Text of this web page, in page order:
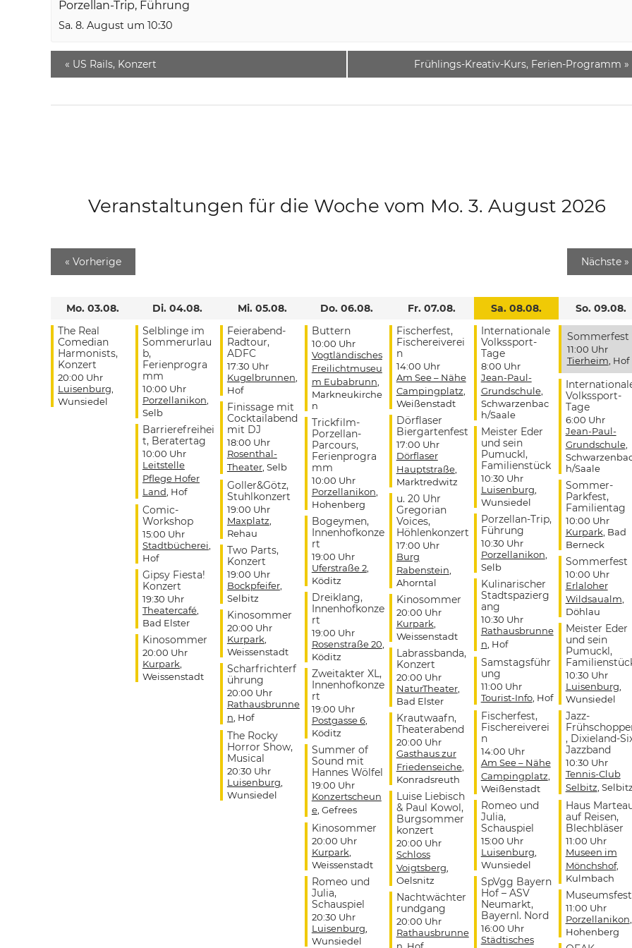
Porzellan-Trip, Führung
Sa. 8. August um 10:30
« US Rails, Konzert Frühlings-Kreativ-Kurs, Ferien-Programm »
Veranstaltungen für die Woche vom Mo. 3. August 2026
« Vorherige Nächste »
Mo. 03.08.
The Real
Comedian
Harmonists,
Konzert
20:00 Uhr
Luisenburg
Wunsiedel
Di. 04.08.
Selblinge im
Sommerurlau
b,
Ferienprogra
mm
10:00 Uhr
Porzellanikon
Selb
Barrierefreihei
t, Beratertag
10:00 Uhr
Leitstelle
Pflege Hofer
Land , Hof
Comic-
Workshop
15:00 Uhr
Stadtbücherei
Hof
Gipsy Fiesta!
Konzert
19:30 Uhr
Theatercafé,
Bad Elster
Kinosommer
20:00 Uhr
Kurpark
Weissenstadt
Mi. 05.08.
Feierabend-
Radtour,
ADFC
17:30 Uhr
Kugelbrunnen
Hof
Finissage mit
Cocktailabend
mit DJ
18:00 Uhr
Rosenthal-
Theater, Selb
Goller&Götz,
Stuhlkonzert
19:00 Uhr
Maxplatz
Rehau
Two Parts,
Konzert
19:00 Uhr
Bockpfeifer,
Selbitz
Kinosommer
20:00 Uhr
Kurpark
Weissenstadt
Scharfrichterf
ührung
20:00 Uhr
Rathausbrunne
n , Hof
The Rocky
Horror Show,
Musical
20:30 Uhr
Luisenburg
Wunsiedel
Do. 06.08.
Buttern
10:00 Uhr
Vogtländisches
Freilichtmuseu
m Eubabrunn
Markneukirche
n
Trickfilm-
Porzellan-
Parcours,
Ferienprogra
mm
10:00 Uhr
Porzellanikon
Hohenberg
Bogeymen,
Innenhofkonze
rt
19:00 Uhr
Uferstraße 2,
Köditz
Dreiklang,
Innenhofkonze
rt
19:00 Uhr
Rosenstraße 20
Köditz
Zweitakter XL,
Innenhofkonze
rt
19:00 Uhr
Postgasse 6,
Köditz
Summer of
Sound mit
Hannes Wölfel
19:00 Uhr
Konzertscheun
e, Gefrees
Kinosommer
20:00 Uhr
Kurpark
Weissenstadt
Romeo und
Julia,
Schauspiel
20:30 Uhr
Luisenburg
Wunsiedel
Fr. 07.08.
Fischerfest,
Fischereiverei
n
14:00 Uhr
Am See – Nähe
Campingplatz
Weißenstadt
Dörflaser
Biergartenfest
17:00 Uhr
Dörflaser
Hauptstraße,
Marktredwitz
u. 20 Uhr
Gregorian
Voices,
Höhlenkonzert
17:00 Uhr
Burg
Rabenstein
Ahorntal
Kinosommer
20:00 Uhr
Kurpark
Weissenstadt
Labrassbanda,
Konzert
20:00 Uhr
NaturTheater,
Bad Elster
Krautwaafn,
Theaterabend
20:00 Uhr
Gasthaus zur
Friedenseiche,
Konradsreuth
Luise Liebisch
& Paul Kowol,
Burgsommer
konzert
20:00 Uhr
Schloss
Voigtsberg
Oelsnitz
Nachtwächter
rundgang
20:00 Uhr
Rathausbrunne
Sa. 08.08.
Internationale
Volkssport-
Tage
8:00 Uhr
Jean-Paul-
Grundschule,
Schwarzenbac
h/Saale
Meister Eder
und sein
Pumuckl,
Familienstück
10:30 Uhr
Luisenburg
Wunsiedel
Porzellan-Trip,
Führung
10:30 Uhr
Porzellanikon
Selb
Kulinarischer
Stadtspazierg
ang
10:30 Uhr
Rathausbrunne
n , Hof
Samstagsführ
ung
11:00 Uhr
Tourist-Info, Hof
Fischerfest,
Fischereiverei
n
14:00 Uhr
Am See – Nähe
Campingplatz
Weißenstadt
Romeo und
Julia,
Schauspiel
15:00 Uhr
Luisenburg
Wunsiedel
SpVgg Bayern
Hof – ASV
Neumarkt,
Bayernl. Nord
16:00 Uhr
Städtisches
So. 09.08.
Sommerfest
11:00 Uhr
Tierheim , Hof
Volkssport-
Tage
6:00 Uhr
Jean-Paul-
Grundschule,
h/Saale
Sommer-
Parkfest,
Familientag
10:00 Uhr
Kurpark , Bad
Berneck
Sommerfest
10:00 Uhr
Erlaloher
Wildsaualm
Döhlau
Meister Eder
und sein
Pumuckl,
10:30 Uhr
Luisenburg
Wunsiedel
Jazz-
, Dixieland-
Jazzband
10:30 Uhr
Tennis-Club
Selbitz ,
Haus
auf Reisen,
Blechbläser
11:00 Uhr
Museen im
Mönchshof,
Kulmbach
Museumsfest
11:00 Uhr
Porzellanikon
Hohenberg